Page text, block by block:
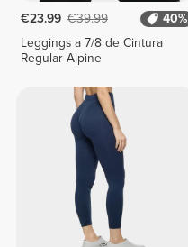
€23.99 €39.99
40%
Leggings a 7/8 de Cintura
Regular Alpine